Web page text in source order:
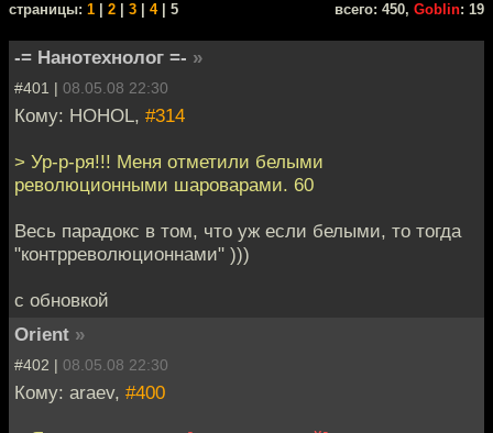
cтраницы: 1 2 3 4| 5 всего: 450, Goblin: 19
-= Нанотехнолог =- »
#401 | 08.05.08 22:30
Кому: HOHOL, #314
> Ур-р-ря!!! Меня отметили белыми
революционными шароварами. 60
Весь парадокс в том, что уж если белыми, то тогда
"контрреволюционнами" )))
с обновкой
Orient »
#402 | 08.05.08 22:30
Кому: araev, #400